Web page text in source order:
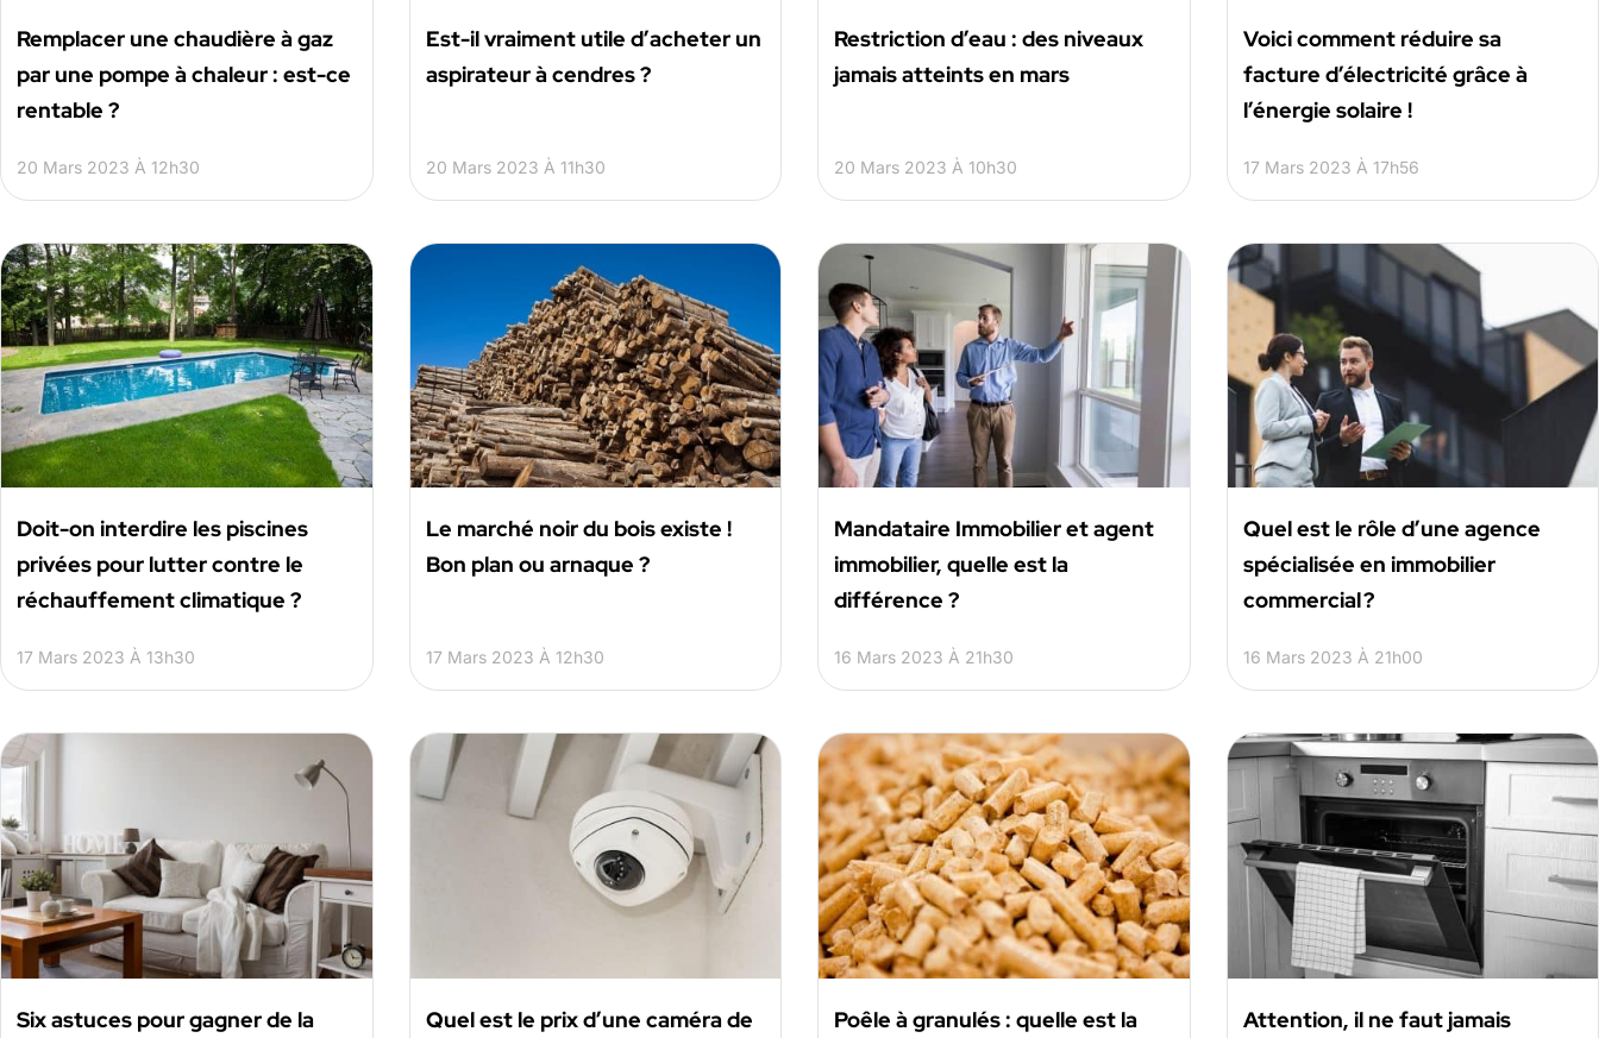
Remplacer une chaudière à gaz
par une pompe à chaleur : est-ce
rentable ?
20 Mars 2023 À 12h30
Est-il vraiment utile d’acheter un
aspirateur à cendres ?
20 Mars 2023 À 11h30
Restriction d’eau : des niveaux
jamais atteints en mars
20 Mars 2023 À 10h30
Voici comment réduire sa
facture d’électricité grâce à
l’énergie solaire !
17 Mars 2023 À 17h56
Doit-on interdire les piscines
privées pour lutter contre le
réchauffement climatique ?
17 Mars 2023 À 13h30
Le marché noir du bois existe !
Bon plan ou arnaque ?
17 Mars 2023 À 12h30
Mandataire Immobilier et agent
immobilier, quelle est la
différence ?
16 Mars 2023 À 21h30
Quel est le rôle d’une agence
spécialisée en immobilier
commercial ?
16 Mars 2023 À 21h00
Six astuces pour gagner de la Quel est le prix d’une caméra de Poêle à granulés : quelle est la Attention, il ne faut jamais